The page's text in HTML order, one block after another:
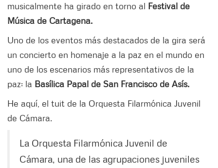
musicalmente ha girado en torno al Festival de
Música de Cartagena.
Uno de los eventos más destacados de la gira será
un concierto en homenaje a la paz en el mundo en
uno de los escenarios más representativos de la
paz: la Basílica Papal de San Francisco de Asís.
He aquí, el tuit de la Orquesta Filarmónica Juvenil
de Cámara.
La Orquesta Filarmónica Juvenil de
Cámara, una de las agrupaciones juveniles